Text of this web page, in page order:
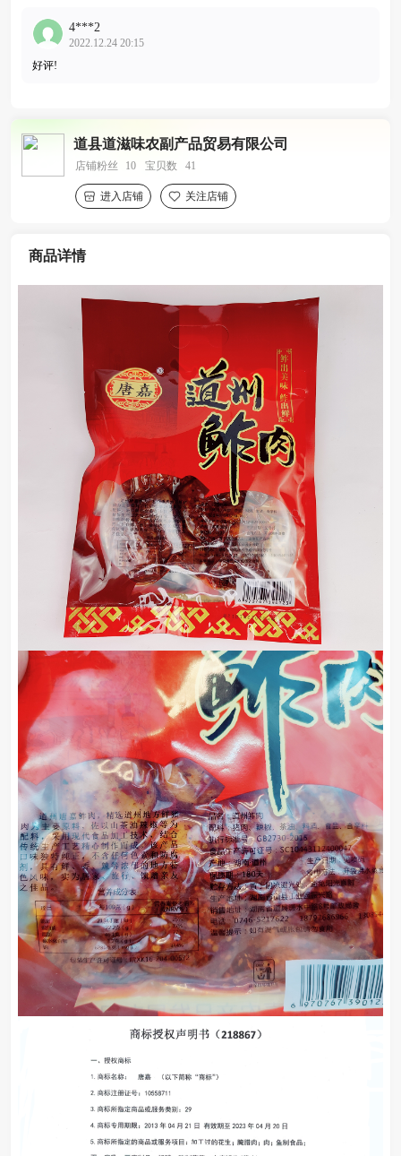
4***2
2022.12.24 20:15
好评!
道县道滋味农副产品贸易有限公司
店铺粉丝 10 宝贝数 41
进入店铺 关注店铺
商品详情